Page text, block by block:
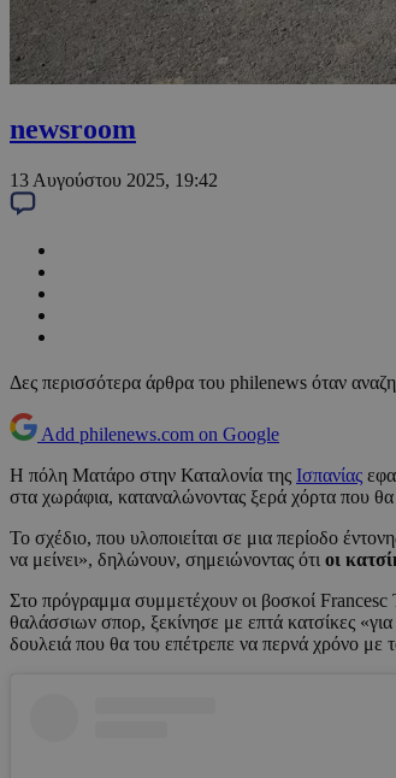
newsroom
13 Αυγούστου 2025, 19:42
Δες περισσότερα άρθρα του philenews όταν
Add philenews.com on Google
Η πόλη Ματάρο στην Καταλονία της Ισπανίας
στα χωράφια, καταναλώνοντας ξερά χόρτα που
Το σχέδιο, που υλοποιείται σε μια περίοδο
να μείνει», δηλώνουν, σημειώνοντας ότι οι
Στο πρόγραμμα συμμετέχουν οι βοσκοί
θαλάσσιων σπορ, ξεκίνησε με επτά κατσίκες
δουλειά που θα του επέτρεπε να περνά χρόνο με